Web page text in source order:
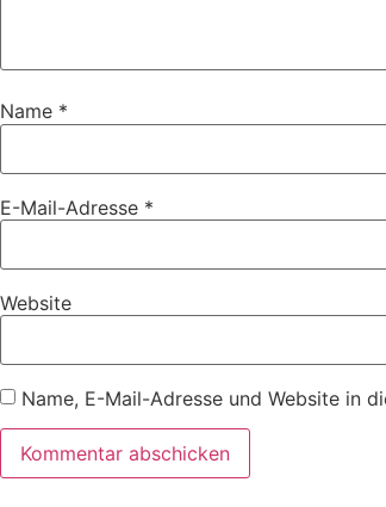
Name *
E-Mail-Adresse *
Website
Name, E-Mail-Adresse und Website in